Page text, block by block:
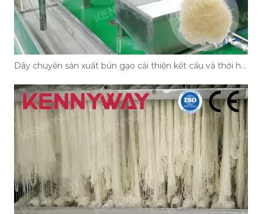
Dây chuyền sản xuất bún gạo cải thiện kết cấu và thời hạn sử dụng của mì như thế nào